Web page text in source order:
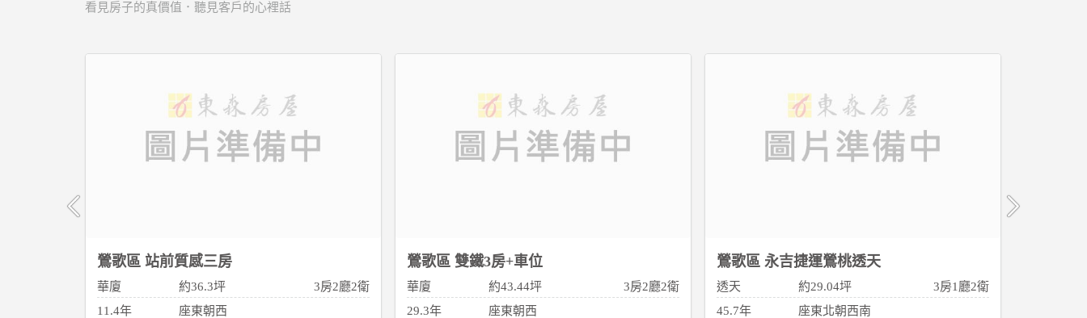
看見房子的真價值．聽見客戶的心裡話
鶯歌區 站前質感三房
華廈 約36.3坪
3房2廳2衛
11.4年
座東朝西
鶯歌區 雙鐵3房+車位
華廈 約43.44坪
3房2廳2衛
29.3年
座東朝西
鶯歌區 永吉捷運鶯桃透天
透天 約29.04坪
3房1廳2衛
45.7年
座東北朝西南